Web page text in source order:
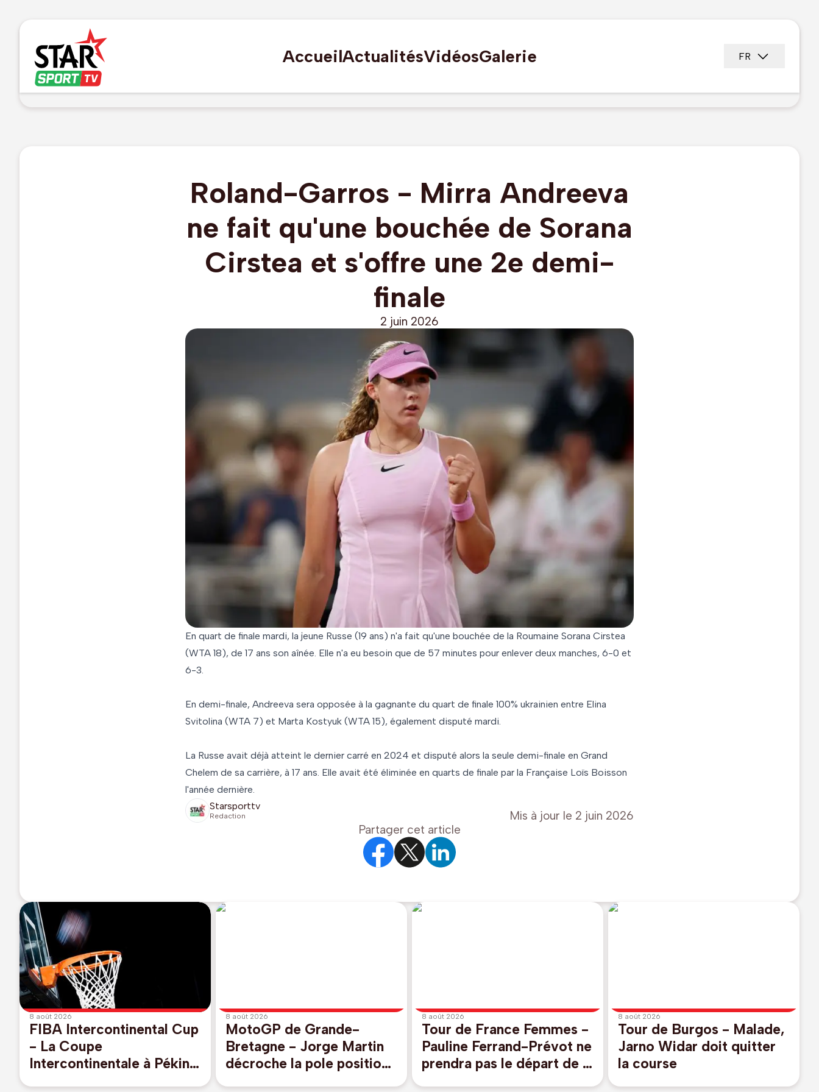
AccueilActualitésVidéosGalerie FR
Roland-Garros - Mirra Andreeva
ne fait qu'une bouchée de Sorana
Cirstea et s'offre une 2e demi-
finale
2 juin 2026
En quart de finale mardi, la jeune Russe (19 ans) n'a fait qu'une bouchée de la Roumaine Sorana Cirstea
(WTA 18), de 17 ans son aînée. Elle n'a eu besoin que de 57 minutes pour enlever deux manches, 6-0 et
6-3.
En demi-finale, Andreeva sera opposée à la gagnante du quart de finale 100% ukrainien entre Elina
Svitolina (WTA 7) et Marta Kostyuk (WTA 15), également disputé mardi.
La Russe avait déjà atteint le dernier carré en 2024 et disputé alors la seule demi-finale en Grand
Chelem de sa carrière, à 17 ans. Elle avait été éliminée en quarts de finale par la Française Loïs Boisson
l'année dernière.
Starsporttv
Redaction Mis à jour le 2 juin 2026
Partager cet article
8 août 2026
FIBA Intercontinental Cup
- La Coupe
Intercontinentale à Pékin
8 août 2026
MotoGP de Grande-
Bretagne - Jorge Martin
décroche la pole position
8 août 2026
Tour de France Femmes -
Pauline Ferrand-Prévot ne
prendra pas le départ de la
8 août 2026
Tour de Burgos - Malade,
Jarno Widar doit quitter
la course